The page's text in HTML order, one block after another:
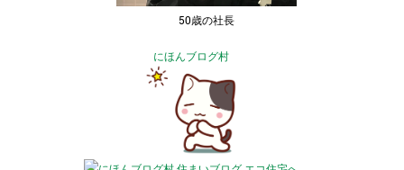
50歳の社長
にほんブログ村